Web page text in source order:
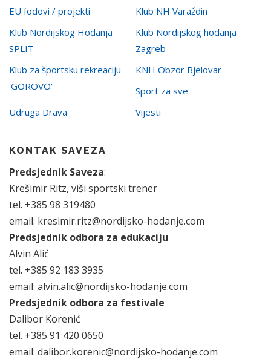
EU fodovi / projekti
Klub NH Varaždin
Klub Nordijskog Hodanja
SPLIT
Klub Nordijskog hodanja
Zagreb
Klub za športsku rekreaciju
'GOROVO'
KNH Obzor Bjelovar
Sport za sve
Udruga Drava
Vijesti
KONTAK SAVEZA
Predsjednik Saveza:
Krešimir Ritz, viši sportski trener
tel. +385 98 319480
email: kresimir.ritz@nordijsko-hodanje.com
Predsjednik odbora za edukaciju
Alvin Alić
tel. +385 92 183 3935
email: alvin.alic@nordijsko-hodanje.com
Predsjednik odbora za festivale
Dalibor Korenić
tel. +385 91 420 0650
email: dalibor.korenic@nordijsko-hodanje.com